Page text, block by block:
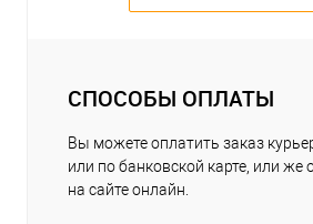
СПОСОБЫ ОПЛАТЫ
Вы можете оплатить заказ
или по банковской карте, или же
на сайте онлайн.